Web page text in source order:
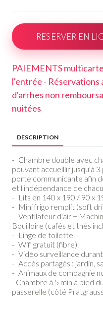
RESERVER EN
PAIEMENTS
l'entrée - Réservations
d'arrhes non
nuitées
DESCRIPTION
- Chambre double avec
pouvant accueillir jusqu'à
porte communicante afin
et l'indépendance de
- Lits en 140 x 190 / 90 x
- Mini frigo remplit (soft
- Ventilateur d'air +
Bouilloire (cafés et thés
- Linge de toilette.
- Wifi gratuit (fibre).
- Vidéo surveillance durant
- Accès partagés : jardin,
- Animaux de compagnie
- Chambre à 5 min à pied
passerelle (côté